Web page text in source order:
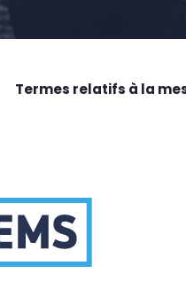
Termes relatifs à la